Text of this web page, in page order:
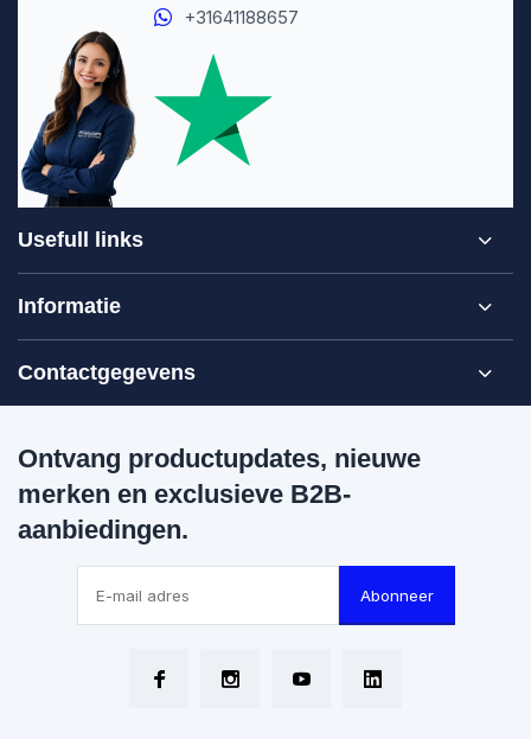
+31641188657
Usefull links
Informatie
Contactgegevens
Ontvang productupdates, nieuwe
merken en exclusieve B2B-
aanbiedingen.
Abonneer